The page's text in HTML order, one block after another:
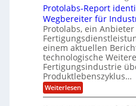
i
n
a
m
e
r
i
k
a
c
e
r
e
n
t
r
u
m
f
ü
r
3
D
-
ü
r
d
e
n
M
a
s
c
h
i
t
q
u
a
n
t
e
n
k
r
y
p
Protolabs-Report
Wegbereiter für
Protolabs, ein
einem aktuellen
technologische
Fertigungsindustrie
Produktlebenszyklus…
Weiterlesen:
P